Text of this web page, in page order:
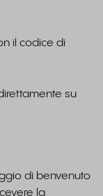
il codice di
su
di benvenuto
la